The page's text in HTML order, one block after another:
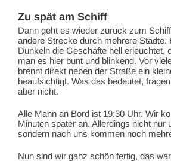
Zu spät am Schiff
Dann geht es wieder zurück zum
andere Strecke durch mehrere Städte.
Dunkeln die Geschäfte hell erleuchtet,
man es hier bunt und blinkend. Vor
brennt direkt neben der Straße ein
beaufsichtigt. Was das bedeutet,
aber nicht.
Alle Mann an Bord ist 19:30 Uhr. Wir
Minuten später an. Allerdings nicht nur
sondern nach uns kommen noch
Nun sind wir ganz schön fertig, das